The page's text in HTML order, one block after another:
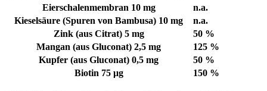
Eierschalenmembran 10 mg
n.a.
Kieselsäure (Spuren von Bambusa) 10 mg
n.a.
Zink (aus Citrat)5 mg
50 %
Mangan (aus Gluconat) 2,5 mg
125 %
Kupfer (aus Gluconat) 0,5 mg
50 %
Biotin 75 μg 150 %